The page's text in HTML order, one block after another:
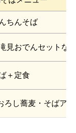
ちんそば
見おでんセットな
＋定食
ろし蕎麦・そばア